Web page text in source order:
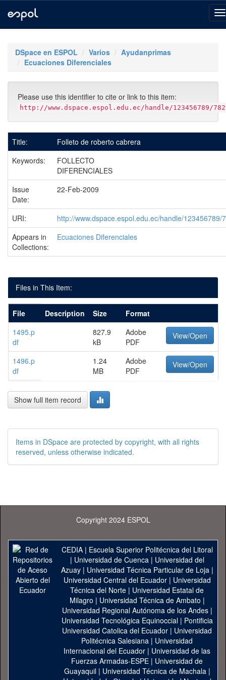
navigationDSpace en ESPOL Varios
Ayudanprimas
Ecuaciones Diferenciales
Please use this identifier to cite or link to this item:
http://www.dspace.espol.edu.ec/handle/123456789/782
Title:
Folleto de roberto cabrera
Keywords:
FOLLECTO
DIFERENCIALES
Issue
Date:
22-Feb-2009
URI:
http://www.dspace.espol.edu.ec/handle/123456789/
Appears in
Collections:
Ecuaciones Diferenciales
Files in This Item:
File Description Size
Format
1495.p
df
827.9
kB
Adobe
PDF
View/Open
1496.p
df
1.24
MB
Adobe
PDF
View/Open
Show full item record
Items in DSpace are protected by copyright, with all rights
reserved, unless otherwise indicated.
Copyright 2024 ESPOL
CEDIA| Escuela Superior Politécnica del Litoral
| Universidad de Cuenca| Universidad del
Azuay| Universidad Técnica Particular de Loja|
Universidad Central del Ecuador| Universidad
Técnica del Norte | Universidad Estatal de
Milagro | Universidad Técnica de Ambato |
Universidad Regional Autónoma de los Andes|
Universidad Tecnológica Equinoccial| Pontificia
Universidad Catolica del Ecuador | Universidad
Politécnica Salesiana | Universidad
Internacional del Ecuador | Universidad de las
Fuerzas Armadas-ESPE | Universidad de
Guayaquil| Universidad Técnica de Machala|